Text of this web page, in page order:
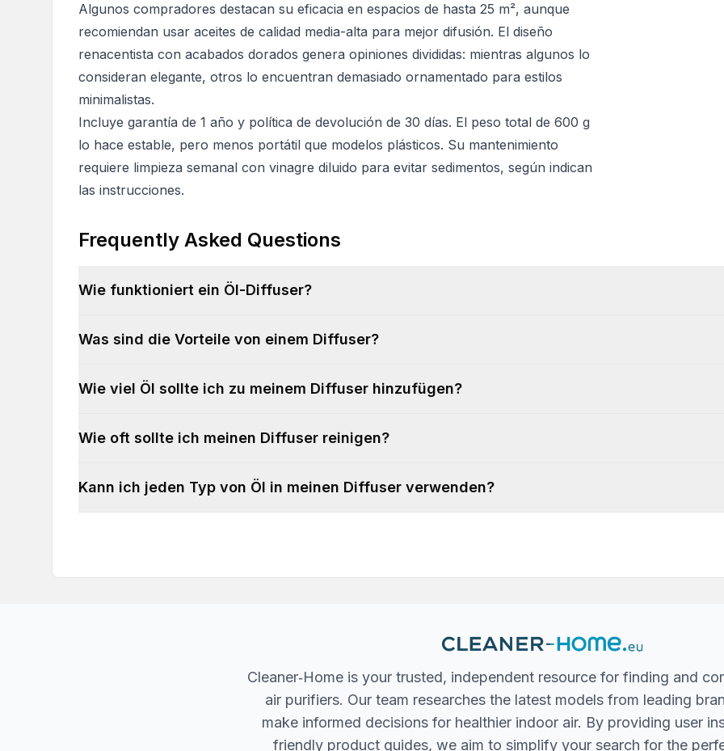
Algunos compradores destacan su eficacia en espacios de hasta 25 m², aunque
recomiendan usar aceites de calidad media-alta para mejor difusión. El diseño
renacentista con acabados dorados genera opiniones divididas: mientras algunos lo
consideran elegante, otros lo encuentran demasiado ornamentado para estilos
minimalistas.
Incluye garantía de 1 año y política de devolución de 30 días. El peso total de 600 g
lo hace estable, pero menos portátil que modelos plásticos. Su mantenimiento
requiere limpieza semanal con vinagre diluido para evitar sedimentos, según indican
las instrucciones.
Frequently Asked Questions
Wie funktioniert ein Öl-Diffuser?
Was sind die Vorteile von einem Diffuser?
Wie viel Öl sollte ich zu meinem Diffuser hinzufügen?
Wie oft sollte ich meinen Diffuser reinigen?
Kann ich jeden Typ von Öl in meinen Diffuser verwenden?
Cleaner‐Home is your trusted, independent resource for finding and
air purifiers. Our team researches the latest models from leading
make informed decisions for healthier indoor air. By providing user
friendly product guides, we aim to simplify your search for the